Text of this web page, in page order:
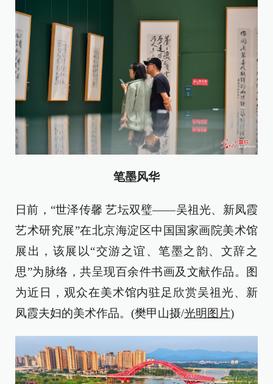
笔墨风华
日前，“世泽传馨 艺坛双璧——吴祖光、新凤霞
艺术研究展”在北京海淀区中国国家画院美术馆
展出，该展以“交游之谊、笔墨之韵、文辞之
思”为脉络，共呈现百余件书画及文献作品。图
为近日，观众在美术馆内驻足欣赏吴祖光、新
凤霞夫妇的美术作品。(樊甲山摄/光明图片)